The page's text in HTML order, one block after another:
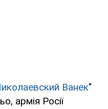
Ванек"
армія Росії